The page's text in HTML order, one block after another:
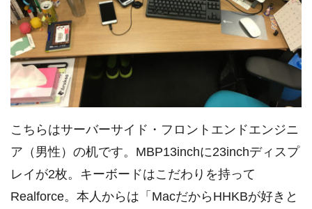
こちらはサーバーサイド・フロントエンドエンジニ
ア（男性）の机です。MBP13inchに23inchディスプ
レイが2枚。キーボードはこだわりを持って
Realforce。本人からは「MacだからHHKBが好きと